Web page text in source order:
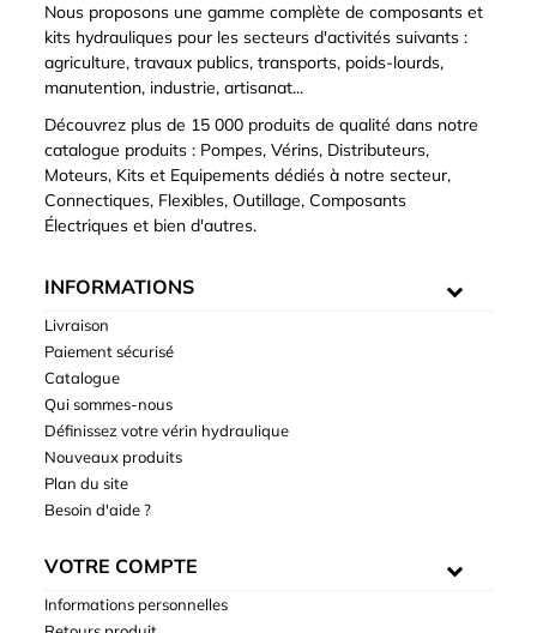
Nous proposons une gamme complète de composants et
kits hydrauliques pour les secteurs d'activités suivants :
agriculture, travaux publics, transports, poids-lourds,
manutention, industrie, artisanat...
Découvrez plus de 15 000 produits de qualité dans notre
catalogue produits : Pompes, Vérins, Distributeurs,
Moteurs, Kits et Equipements dédiés à notre secteur,
Connectiques, Flexibles, Outillage, Composants
Électriques et bien d'autres.
INFORMATIONS
Livraison
Paiement sécurisé
Catalogue
Qui sommes-nous
Définissez votre vérin hydraulique
Nouveaux produits
Plan du site
Besoin d'aide ?
VOTRE COMPTE
Informations personnelles